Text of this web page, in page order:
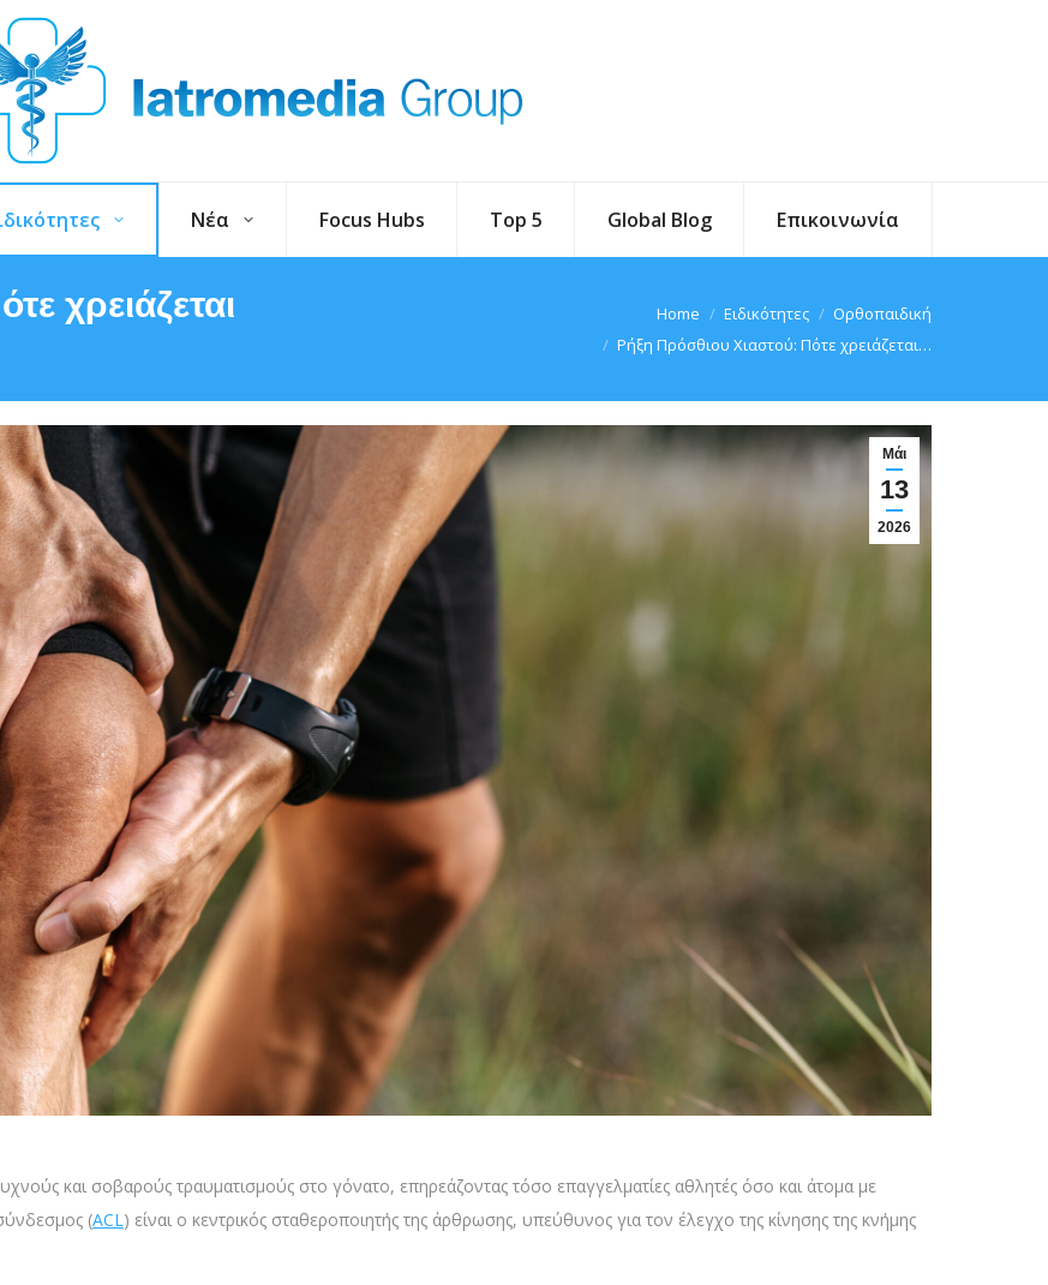
Νέα Focus Hubs Top 5 Global Blog Επικοινωνία
χρειάζεται
Home Ειδικότητες
Ορθοπαιδική
Ρήξη Πρόσθιου Χιαστού: Πότε χρειάζεται…
Μάι
13
2026
και σοβαρούς τραυματισμούς στο γόνατο, επηρεάζοντας τόσο επαγγελματίες αθλητές όσο και άτομα με
(ACL) είναι ο κεντρικός σταθεροποιητής της άρθρωσης, υπεύθυνος για τον έλεγχο της κίνησης της κνήμης